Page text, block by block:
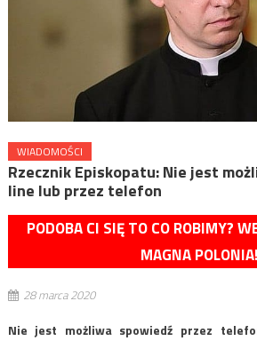
WIADOMOŚCI
Rzecznik Episkopatu: Nie jest
line lub przez telefon
PODOBA CI SIĘ TO CO ROBIMY?
MAGNA POLONIA!
28 marca 2020
Nie jest możliwa spowiedź przez